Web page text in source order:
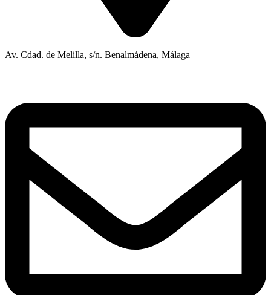
Av. Cdad. de Melilla, s/n. Benalmádena, Málaga